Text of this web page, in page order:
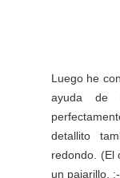
Luego he
ayuda de
detallito
redondo. (El
un pajarillo.